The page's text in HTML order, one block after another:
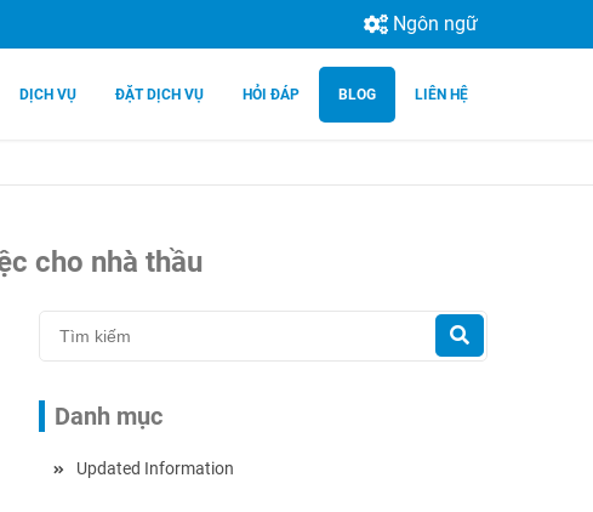
Ngôn ngữ
DỊCH VỤ ĐẶT DỊCH VỤ HỎI ĐÁP BLOG LIÊN HỆ
cho nhà thầu
Danh mục
Updated Information